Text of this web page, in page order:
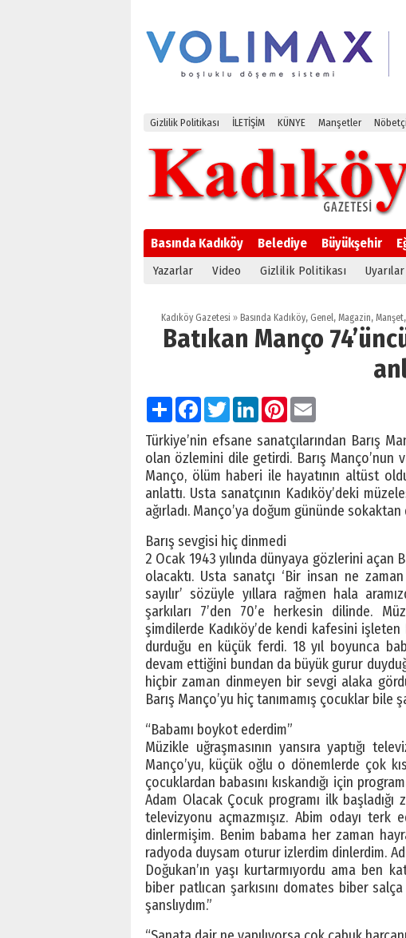
Gizlilik Politikası İLETİŞİM KÜNYE Manşetler
Basında Kadıköy Belediye Büyükşehir
Yazarlar Video Gizlilik Politikası Uyarılar
Kadıköy Gazetesi » Basında Kadıköy, Genel, Magazin, Manşet,
Batıkan Manço
PaylaşFacebook
TwitterLinkedInPinterest
Türkiye’nin efsane sanatçılarından Barış
olan özlemini dile getirdi. Barış Manço’nun
Manço, ölüm haberi ile hayatının altüst
anlattı. Usta sanatçının Kadıköy’deki
ağırladı. Manço’ya doğum gününde
Barış sevgisi hiç dinmedi
2 Ocak 1943 yılında dünyaya gözlerini açan
olacaktı. Usta sanatçı ‘Bir insan ne
sayılır’ sözüyle yıllara rağmen hala
şarkıları 7’den 70’e herkesin dilinde.
şimdilerde Kadıköy’de kendi kafesini
durduğu en küçük ferdi. 18 yıl boyunca
devam ettiğini bundan da büyük gurur
hiçbir zaman dinmeyen bir sevgi alaka
Barış Manço’yu hiç tanımamış çocuklar bile
“Babamı boykot ederdim”
Müzikle uğraşmasının yansıra yaptığı
Manço’yu, küçük oğlu o dönemlerde çok
çocuklardan babasını kıskandığı için
Adam Olacak Çocuk programı ilk
televizyonu açmazmışız. Abim odayı
dinlermişim. Benim babama her zaman
radyoda duysam oturur izlerdim dinlerdim.
Doğukan’ın yaşı kurtarmıyordu ama ben
biber patlıcan şarkısını domates biber
şanslıydım.”